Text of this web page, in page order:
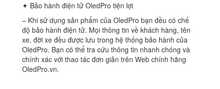
✦ Bảo hành điện tử OledPro tiện lợi
– Khi sử dụng sản phẩm của OledPro bạn đều có chế
độ bảo hành điện tử. Mọi thông tin về khách hàng, tên
xe, đời xe đều được lưu trong hệ thống bảo hành của
OledPro. Bạn có thể tra cứu thông tin nhanh chóng và
chính xác với thao tác đơn giản trên Web chính hãng
OledPro.vn.